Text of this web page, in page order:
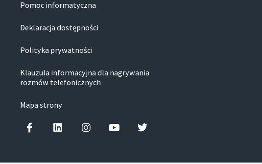
Pomoc informatyczna
Deklaracja dostępności
Polityka prywatności
Klauzula informacyjna dla nagrywania
rozmów telefonicznych
Mapa strony
Facebook-fLinkedinInstagramYoutubeTwitter